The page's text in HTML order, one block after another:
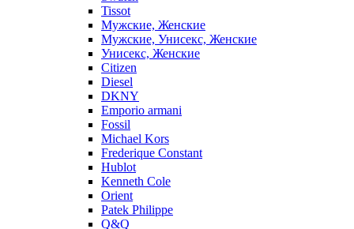
Tissot
Мужские, Женские
Мужские, Унисекс, Женские
Унисекс, Женские
Citizen
Diesel
DKNY
Emporio armani
Fossil
Michael Kors
Frederique Constant
Hublot
Kenneth Cole
Orient
Patek Philippe
Q&Q